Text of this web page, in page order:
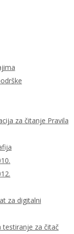
za čitanje Pravila
za digitalni
testiranje za čitač